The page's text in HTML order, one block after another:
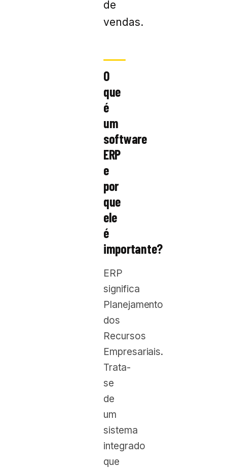
de
vendas.
O
que
é
um
software
ERP
e
por
que
ele
é
importante?
ERP
significa
Planejamento
dos
Recursos
Empresariais.
Trata-
se
de
um
sistema
integrado
que